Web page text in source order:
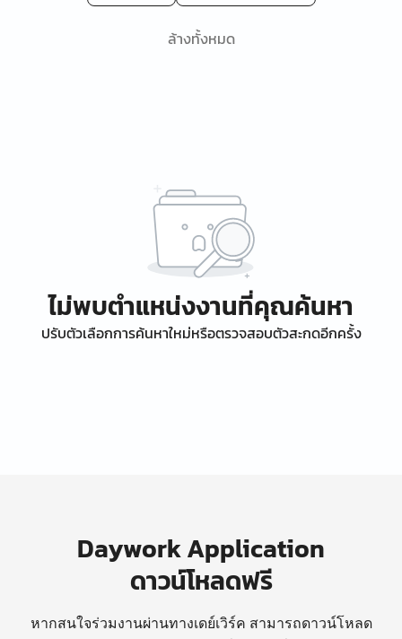
ล้างทั้งหมด
ไม่พบตำแหน่งงานที่คุณค้นหา
ปรับตัวเลือกการค้นหาใหม่หรือตรวจสอบตัวสะกดอีกครั้ง
Daywork Application
ดาวน์โหลดฟรี
หากสนใจร่วมงานผ่านทางเดย์เวิร์ค สามารถดาวน์โหลด